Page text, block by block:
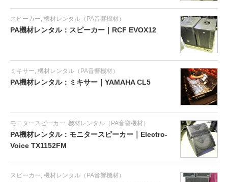
スピーカー, 機材レンタル（PA音響機材）
PA機材レンタル：スピーカー｜RCF EVOX12
ミキサー, 機材レンタル（PA音響機材）
PA機材レンタル：ミキサー｜YAMAHA CL5
モニタースピーカー, 機材レンタル（PA音響機材）
PA機材レンタル：モニタースピーカー｜Electro-
Voice TX1152FM
スピーカー, 機材レンタル（PA音響機材）